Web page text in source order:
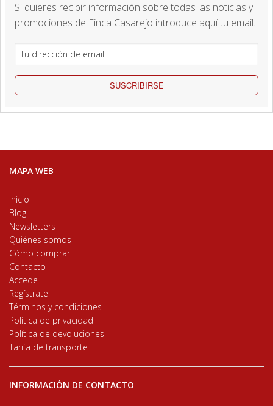
Si quieres recibir información sobre todas las noticias y
promociones de Finca Casarejo introduce aquí tu email.
SUSCRIBIRSE
MAPA WEB
Inicio
Blog
Newsletters
Quiénes somos
Cómo comprar
Contacto
Accede
Regístrate
Términos y condiciones
Política de privacidad
Política de devoluciones
Tarifa de transporte
INFORMACIÓN DE CONTACTO